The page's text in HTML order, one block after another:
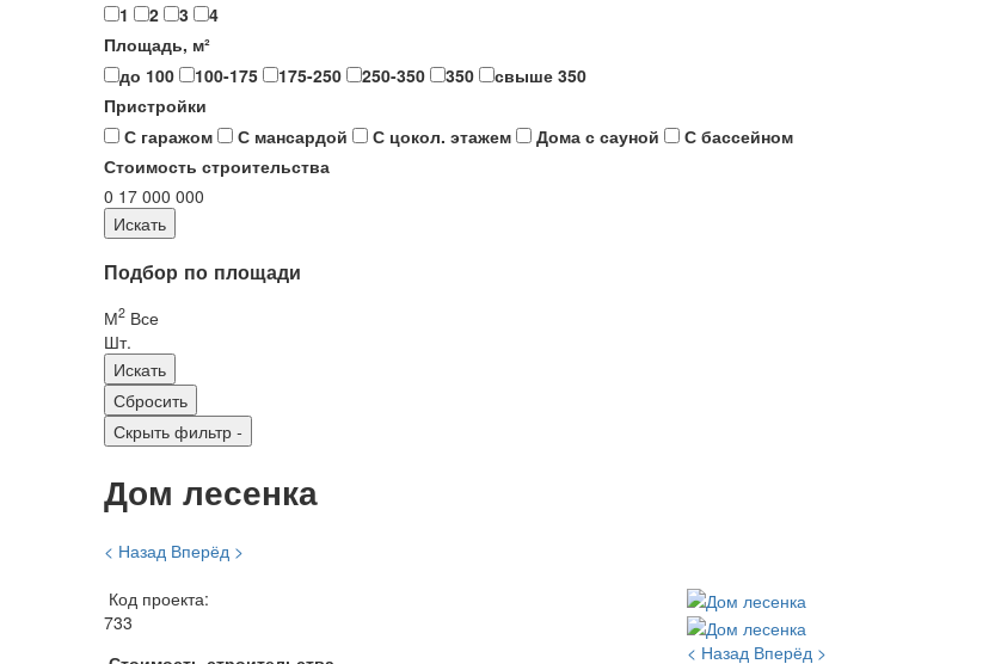
1
2 3
4
Площадь, м²
до 100
100-175 175-250 250-350 350
свыше 350
Пристройки
С гаражом
С мансардой С цокол. этажем Дома с сауной
С бассейном
Стоимость строительства
0 17 000 000
Подбор по площади
М2 Все
Шт.
Скрыть фильтр -
Дом лесенка
< Назад Вперёд >
Код проекта:
733
< Назад Вперёд >